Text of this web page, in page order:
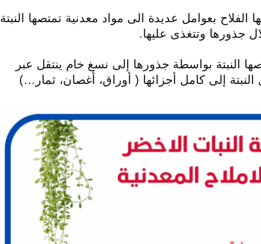
الفلاح بعوامل عديدة الى مواد معدنية تمتصها النبتة
جذورها وتتغذى عليها.
النبتة بواسطة جذورها إلى نسغ خام ينتقل عبر
النبتة إلى كامل أجزائها ( أوراق، أغصان، ثمار…)